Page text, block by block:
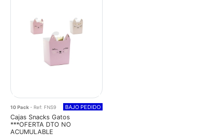
10 Pack - Ref: FNS9 BAJO PEDIDO
Cajas Snacks Gatos
***OFERTA DTO NO
ACUMULABLE